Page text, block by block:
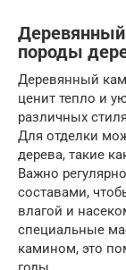
Деревянный
породы
Деревянный
ценит тепло и
различных
Для отделки
дерева, такие
Важно
составами,
влагой и
специальные
камином, это